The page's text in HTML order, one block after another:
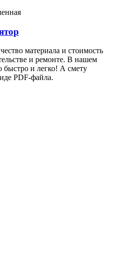
материала и стоимость
и ремонте. В нашем
быстро и легко! А смету
PDF-файла.